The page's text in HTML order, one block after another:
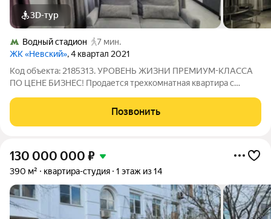
3D-тур
Водный стадион
7 мин.
ЖК «Невский», 4 квартал 2021
Код объекта: 2185313. УРОВЕНЬ ЖИЗНИ ПРЕМИУМ-КЛАССА
ПО ЦЕНЕ БИЗНЕС! Продается трехкомнатная квартира с
дома в 6 минутах пешком от метро Водный стадион. Квартира
оборудована бытовой техникой.
Позвонить
130 000 000 ₽
390 м² квартира-студия 1 этаж из 14